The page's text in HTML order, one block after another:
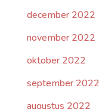
december 2022
november 2022
oktober 2022
september 2022
augustus 2022